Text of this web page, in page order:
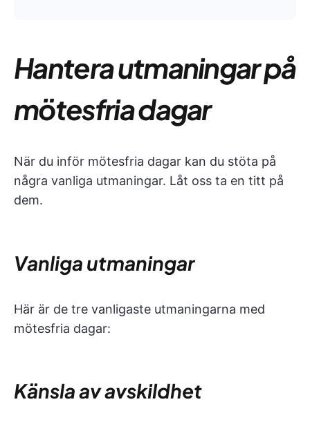
Hantera utmaningar på
mötesfria dagar
När du inför mötesfria dagar kan du stöta på
några vanliga utmaningar. Låt oss ta en titt på
dem.
Vanliga utmaningar
Här är de tre vanligaste utmaningarna med
mötesfria dagar:
Känsla av avskildhet